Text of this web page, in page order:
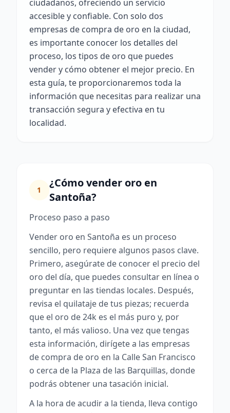
ciudadanos, ofreciendo un servicio
accesible y confiable. Con solo dos
empresas de compra de oro en la ciudad,
es importante conocer los detalles del
proceso, los tipos de oro que puedes
vender y cómo obtener el mejor precio. En
esta guía, te proporcionaremos toda la
información que necesitas para realizar una
transacción segura y efectiva en tu
localidad.
1
¿Cómo vender oro en
Santoña?
Proceso paso a paso
Vender oro en Santoña es un proceso
sencillo, pero requiere algunos pasos clave.
Primero, asegúrate de conocer el precio del
oro del día, que puedes consultar en línea o
preguntar en las tiendas locales. Después,
revisa el quilataje de tus piezas; recuerda
que el oro de 24k es el más puro y, por
tanto, el más valioso. Una vez que tengas
esta información, dirígete a las empresas
de compra de oro en la Calle San Francisco
o cerca de la Plaza de las Barquillas, donde
podrás obtener una tasación inicial.
A la hora de acudir a la tienda, lleva contigo